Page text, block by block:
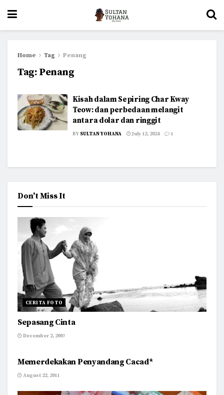
Home Tag Penang
Tag: Penang
Kisah dalam Sepiring Char Kway
Teow: dan perbedaan melangit
antara dolar dan ringgit
BY SULTAN YOHANA July 12, 2024 1
Don't Miss It
CERITA FOTO
Sepasang Cinta
December 2, 2007
Memerdekakan Penyandang Cacad*
August 22, 2011